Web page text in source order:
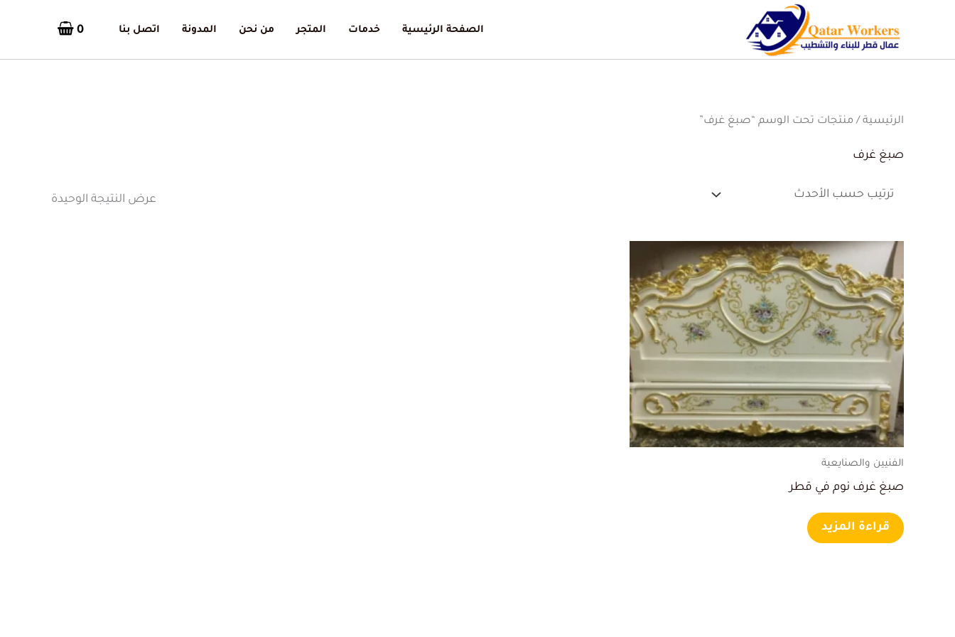
الصفحة الرئيسية خدمات المتجر من نحن المدونة اتصل بنا 0
الرئيسية / منتجات تحت الوسم “صبغ غرف”
صبغ غرف
عرض النتيجة الوحيدة
الفنيين والصنايعية
صبغ غرف نوم في قطر
قراءة المزيد